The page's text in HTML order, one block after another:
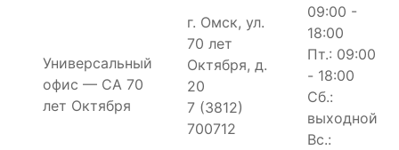
Универсальный
офис — СА 70
лет Октября
г. Омск, ул.
70 лет
Октября, д.
20
7 (3812)
700712
09:00 -
18:00
Пт.: 09:00
- 18:00
Сб.:
выходной
Вс.: